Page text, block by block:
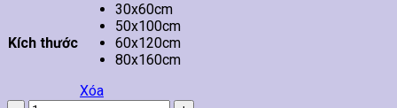
Kích thước
30x60cm
50x100cm
60x120cm
80x160cm
Xóa